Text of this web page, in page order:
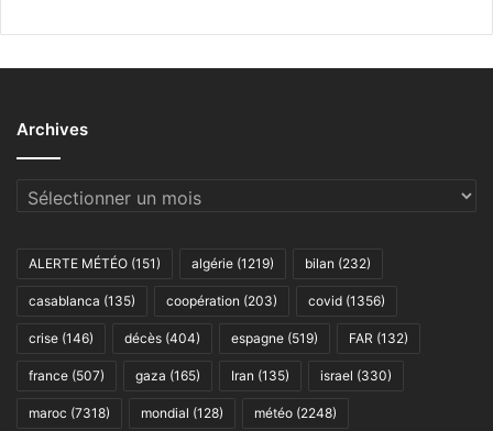
Archives
Archives
ALERTE MÉTÉO (151) algérie (1219) bilan (232)
casablanca (135) coopération (203) covid (1356)
crise (146) décès (404) espagne (519) FAR (132)
france (507) gaza (165) Iran (135) israel (330)
maroc (7318) mondial (128) météo (2248)